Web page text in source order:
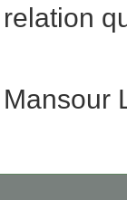
relation
Mansour